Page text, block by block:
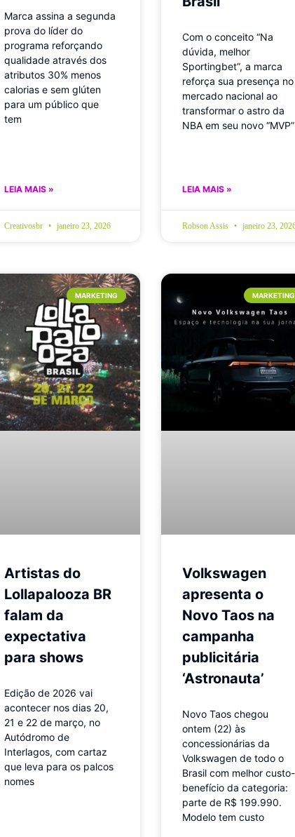
Marca assina a segunda
prova do líder do
programa reforçando
qualidade através dos
atributos 30% menos
calorias e sem glúten
para um público que
tem
LEIA MAIS »
Creativosbr janeiro 23, 2026
Com o conceito “Na
dúvida, melhor
Sportingbet”, a marca
reforça sua presença no
mercado nacional ao
transformar o astro da
NBA em seu novo “MVP”
LEIA MAIS »
Robson Assis janeiro 23,
MARKETING
Artistas do
Lollapalooza BR
falam da
expectativa
para shows
Edição de 2026 vai
acontecer nos dias 20,
21 e 22 de março, no
Autódromo de
Interlagos, com cartaz
que leva para os palcos
nomes
MARKETING
Volkswagen
apresenta o
Novo Taos na
campanha
publicitária
‘Astronauta’
Novo Taos chegou
ontem (22) às
concessionárias da
Volkswagen de todo o
Brasil com melhor custo-
benefício da categoria:
parte de R$ 199.990.
Modelo tem custo